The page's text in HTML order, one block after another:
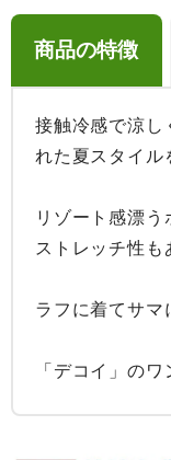
商品の特徴
接触冷感で涼し
れた夏スタイル
リゾート感漂う
ストレッチ性も
ラフに着てサマ
「デコイ」の